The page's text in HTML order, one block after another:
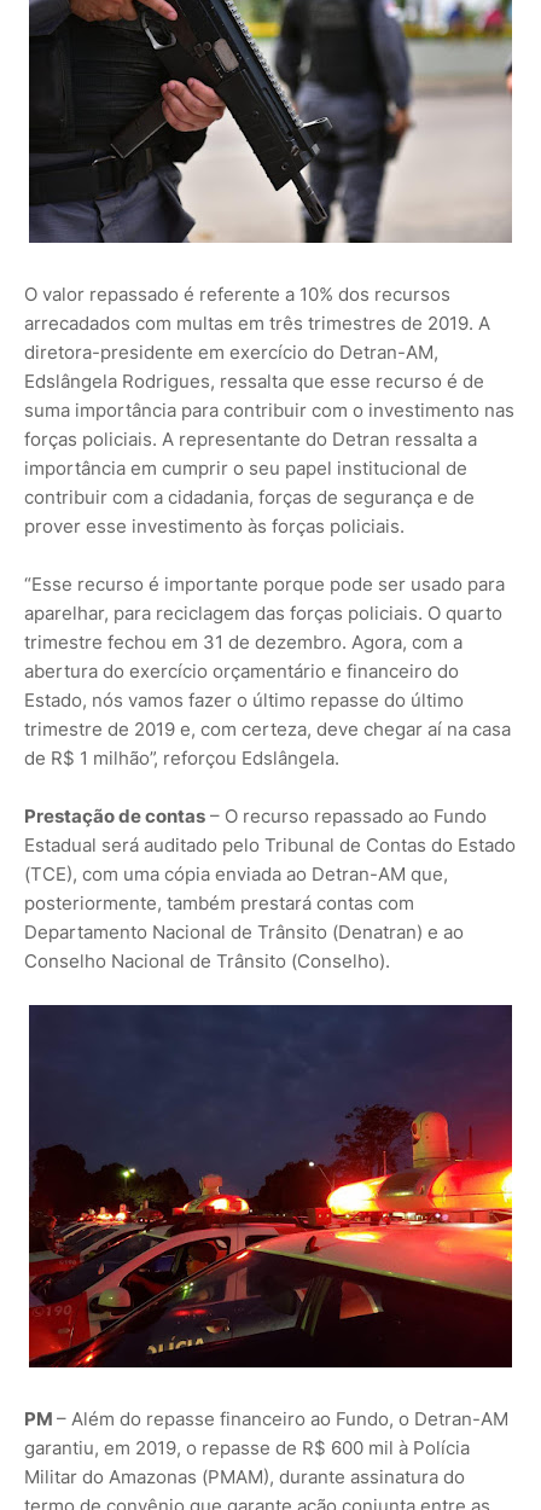
O valor repassado é referente a 10% dos recursos
arrecadados com multas em três trimestres de 2019. A
diretora-presidente em exercício do Detran-AM,
Edslângela Rodrigues, ressalta que esse recurso é de
suma importância para contribuir com o investimento nas
forças policiais. A representante do Detran ressalta a
importância em cumprir o seu papel institucional de
contribuir com a cidadania, forças de segurança e de
prover esse investimento às forças policiais.
“Esse recurso é importante porque pode ser usado para
aparelhar, para reciclagem das forças policiais. O quarto
trimestre fechou em 31 de dezembro. Agora, com a
abertura do exercício orçamentário e financeiro do
Estado, nós vamos fazer o último repasse do último
trimestre de 2019 e, com certeza, deve chegar aí na casa
de R$ 1 milhão”, reforçou Edslângela.
Prestação de contas – O recurso repassado ao Fundo
Estadual será auditado pelo Tribunal de Contas do Estado
(TCE), com uma cópia enviada ao Detran-AM que,
posteriormente, também prestará contas com
Departamento Nacional de Trânsito (Denatran) e ao
Conselho Nacional de Trânsito (Conselho).
PM – Além do repasse financeiro ao Fundo, o Detran-AM
garantiu, em 2019, o repasse de R$ 600 mil à Polícia
Militar do Amazonas (PMAM), durante assinatura do